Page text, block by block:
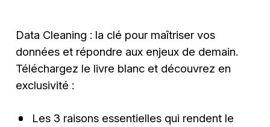
Data Cleaning : la clé pour maîtriser vos
données et répondre aux enjeux de demain.
Téléchargez le livre blanc et découvrez en
exclusivité :
Les 3 raisons essentielles qui rendent le